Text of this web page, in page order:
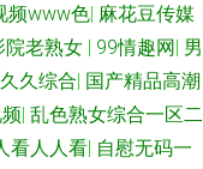
频www色| 麻花豆传媒
院老熟女 | 99情趣网| 男
久综合| 国产精品高潮
| 乱色熟女综合一区二
看人人看| 自慰无码一